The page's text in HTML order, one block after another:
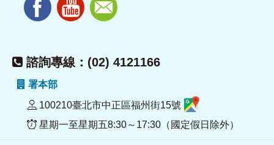
諮詢專線：(02) 4121166
署本部
100210臺北市中正區福州街15號
星期一至星期五8:30～17:30（國定假日除外）